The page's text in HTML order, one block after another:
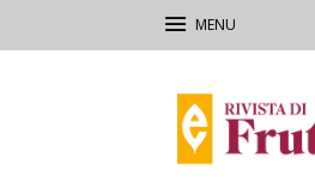
di
Frutticoltura